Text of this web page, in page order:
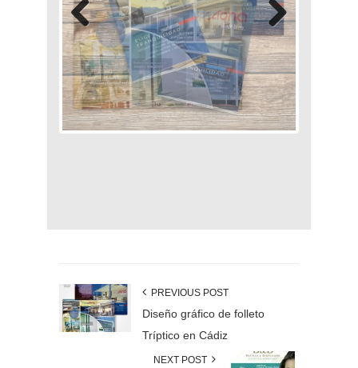
Previous Next
PREVIOUS POST
Diseño gráfico de folleto
Tríptico en Cádiz
NEXT POST